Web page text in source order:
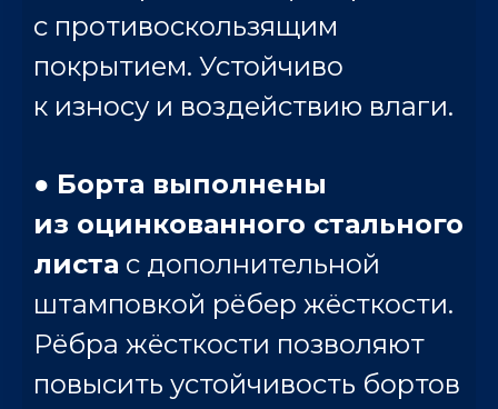
с противоскользящим
покрытием. Устойчиво
к износу и воздействию влаги.
● Борта выполнены
из оцинкованного стального
листа с дополнительной
штамповкой рёбер жёсткости.
Рёбра жёсткости позволяют
повысить устойчивость бортов